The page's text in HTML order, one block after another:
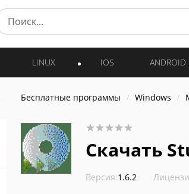
LINUX IOS ANDROID
Бесплатные программы Windows
Скачать
Версия:1.6.2